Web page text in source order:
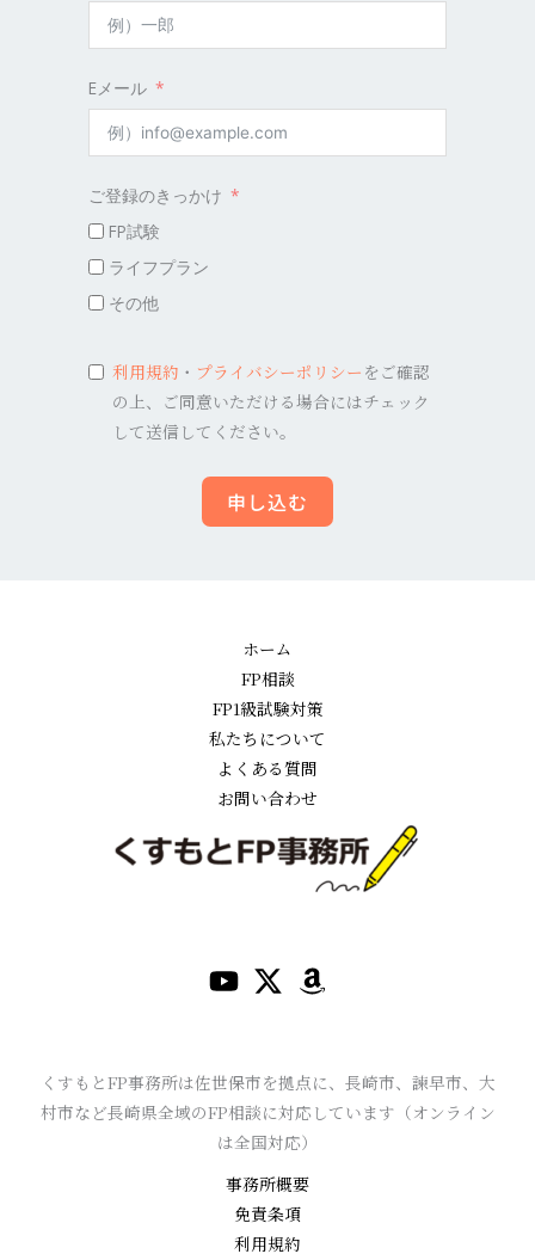
Eメール
ご登録のきっかけ
FP試験
ライフプラン
その他
利用規約 ・ プライバシーポリシー をご確認
の上、ご同意いただける場合にはチェック
して送信してください。
申し込む
ホーム
FP相談
FP1級試験対策
私たちについて
よくある質問
お問い合わせ
くすもとFP事務所は佐世保市を拠点に、長崎市、諫早市、大
村市など長崎県全域のFP相談に対応しています（オンライン
は全国対応）
事務所概要
免責条項
利用規約